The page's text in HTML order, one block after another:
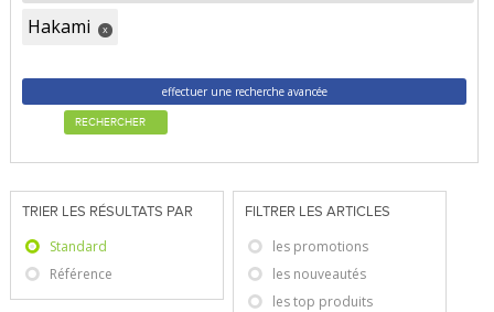
Hakami x
effectuer une recherche avancée
RECHERCHER
TRIER LES RÉSULTATS PAR
Standard
Référence
FILTRER LES ARTICLES
les promotions
les nouveautés
les top produits